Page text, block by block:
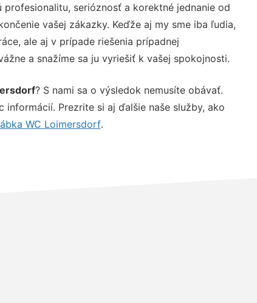
profesionalitu, serióznosť a korektné jednanie od
vašej zákazky. Keďže aj my sme iba ľudia,
ale aj v prípade riešenia prípadnej
a snažíme sa ju vyriešiť k vašej spokojnosti.
? S nami sa o výsledok nemusíte obávať.
informácií. Prezrite si aj ďalšie naše služby, ako
WC Loimersdorf.